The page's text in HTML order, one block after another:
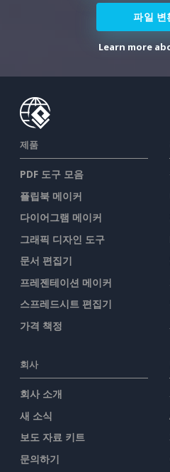
파일 변
Learn more
제품
PDF 도구 모음
플립북 메이커
다이어그램 메이커
그래픽 디자인 도구
문서 편집기
프레젠테이션 메이커
스프레드시트 편집기
가격 책정
회사
회사 소개
새 소식
보도 자료 키트
문의하기